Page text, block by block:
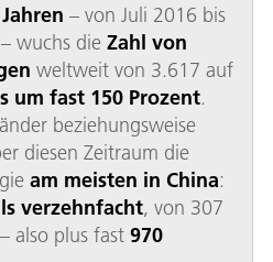
– von Juli 2016 bis
wuchs die Zahl von
weltweit von 3.617 auf
um fast 150 Prozent.
beziehungsweise
diesen Zeitraum die
am meisten in China:
verzehnfacht, von 307
also plus fast 970